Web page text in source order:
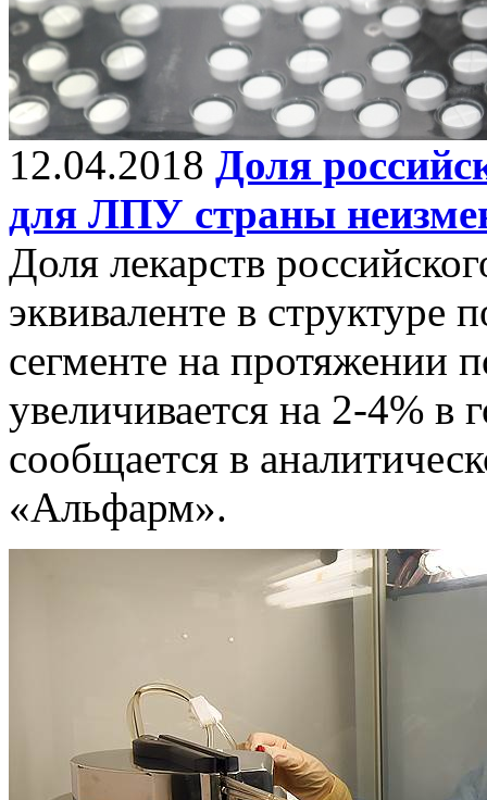
12.04.2018 Доля
для ЛПУ страны
Доля лекарств
эквиваленте в структуре
сегменте на протяжении
увеличивается на 2-4% в
сообщается в
«Альфарм».